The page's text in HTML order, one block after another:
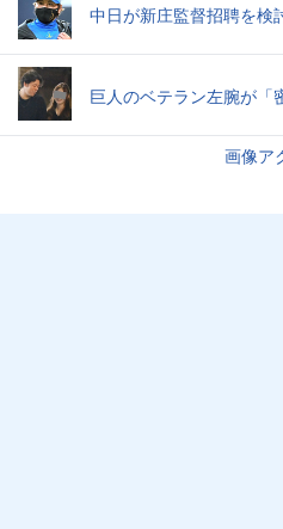
中日が新庄監督招聘を検
巨人のベテラン左腕が「
画像ア